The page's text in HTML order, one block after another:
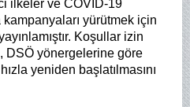
ilkeler ve COVID-19
kampanyaları yürütmek için
Koşullar izin
DSÖ yönergelerine göre
yeniden başlatılmasını